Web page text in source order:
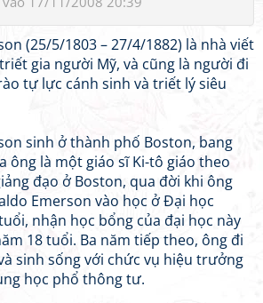
(25/5/1803 – 27/4/1882) là nhà viết
gia người Mỹ, và cũng là người đi
tự lực cánh sinh và triết lý siêu
sinh ở thành phố Boston, bang
ông là một giáo sĩ Ki-tô giáo theo
đạo ở Boston, qua đời khi ông
Emerson vào học ở Đại học
nhận học bổng của đại học này
18 tuổi. Ba năm tiếp theo, ông đi
sinh sống với chức vụ hiệu trưởng
học phổ thông tư.